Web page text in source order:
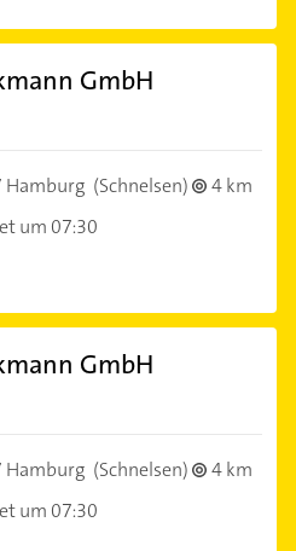
GmbH
Hamburg (Schnelsen)
4 km
um 07:30
GmbH
Hamburg (Schnelsen)
4 km
um 07:30